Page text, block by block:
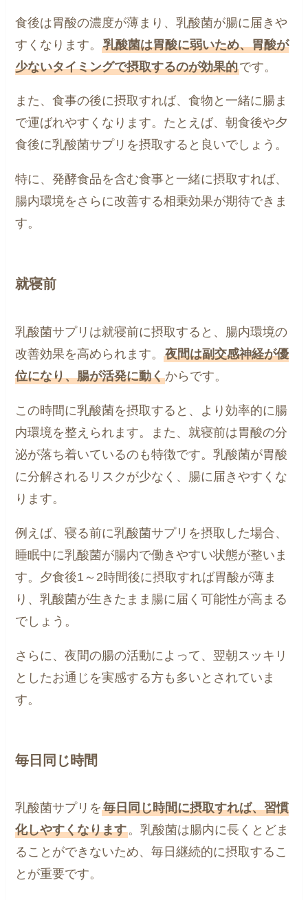
食後は胃酸の濃度が薄まり、乳酸菌が腸に届きや
すくなります。乳酸菌は胃酸に弱いため、胃酸が
少ないタイミングで摂取するのが効果的です。
また、食事の後に摂取すれば、食物と一緒に腸ま
で運ばれやすくなります。たとえば、朝食後や夕
食後に乳酸菌サプリを摂取すると良いでしょう。
特に、発酵食品を含む食事と一緒に摂取すれば、
腸内環境をさらに改善する相乗効果が期待できま
す。
就寝前
乳酸菌サプリは就寝前に摂取すると、腸内環境の
改善効果を高められます。夜間は副交感神経が優
位になり、腸が活発に動くからです。
この時間に乳酸菌を摂取すると、より効率的に腸
内環境を整えられます。また、就寝前は胃酸の分
泌が落ち着いているのも特徴です。乳酸菌が胃酸
に分解されるリスクが少なく、腸に届きやすくな
ります。
例えば、寝る前に乳酸菌サプリを摂取した場合、
睡眠中に乳酸菌が腸内で働きやすい状態が整いま
す。夕食後1～2時間後に摂取すれば胃酸が薄ま
り、乳酸菌が生きたまま腸に届く可能性が高まる
でしょう。
さらに、夜間の腸の活動によって、翌朝スッキリ
としたお通じを実感する方も多いとされていま
す。
毎日同じ時間
乳酸菌サプリを毎日同じ時間に摂取すれば、習慣
化しやすくなります。乳酸菌は腸内に長くとどま
ることができないため、毎日継続的に摂取するこ
とが重要です。